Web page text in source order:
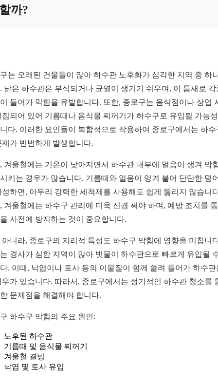
까?
는 오래된 건물들이 많아 하수관 노후화가 심각한 지역 중 하
낡은 하수관은 부식되거나 균열이 생기기 쉬우며, 이 틈새로 각
들어가 막힘을 유발합니다. 또한, 종로구는 음식점이나 상업
집되어 있어 기름때나 음식물 찌꺼기가 하수구로 유입될 가능
다. 이러한 요인들이 복합적으로 작용하여 종로구에서는 하수
제가 빈번하게 발생합니다.
겨울철에는 기온이 낮아지면서 하수관 내부에 얼음이 생겨 막
키는 경우가 많습니다. 기름때와 얼음이 엉겨 붙어 단단한 덩
성하면, 아무리 강력한 세척제를 사용해도 쉽게 뚫리지 않습니
겨울철에는 하수구 관리에 더욱 신경 써야 하며, 예방 조치를
사전에 방지하는 것이 중요합니다.
아니라, 종로구의 지리적 특성도 하수구 막힘에 영향을 미칩니
경사가 심한 지역이 많아 빗물이 하수관으로 빠르게 유입될
. 이때, 낙엽이나 토사 등의 이물질이 함께 쓸려 들어가 하수관
우가 있습니다. 따라서, 종로구에서는 정기적인 하수관 청소를
문제점을 해결해야 합니다.
하수구 막힘의 주요 원인:
노후된 하수관
기름때 및 음식물 찌꺼기
겨울철 결빙
낙엽 및 토사 유입